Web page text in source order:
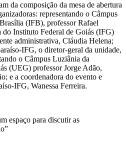
da composição da mesa de abertura
representando o Câmpus
(IFB), professor Rafael
do Instituto Federal de Goiás (IFG)
administrativa, Cláudia Helena;
IFG, o diretor-geral da unidade,
o Câmpus Luziânia da
(UEG) professor Jorge Adão,
e a coordenadora do evento e
IFG, Wanessa Ferreira.
espaço para discutir as